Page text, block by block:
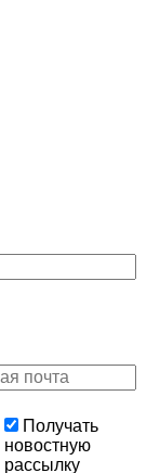
Получать
новостную
рассылку